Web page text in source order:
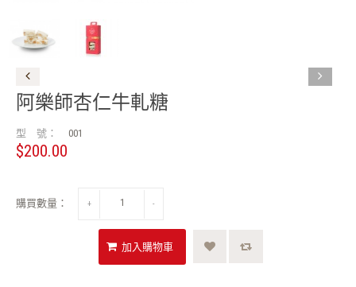
阿樂師杏仁牛軋糖
型 號： 001
$200.00
購買數量： + -